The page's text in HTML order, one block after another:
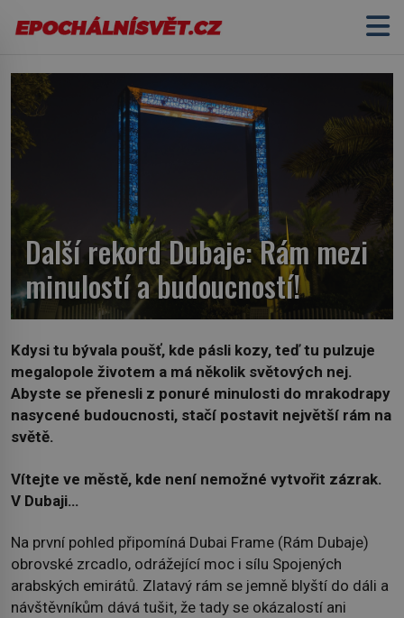
Další rekord Dubaje: Rám mezi
minulostí a budoucností!
Kdysi tu bývala poušť, kde pásli kozy, teď tu pulzuje
megalopole životem a má několik světových nej.
Abyste se přenesli z ponuré minulosti do mrakodrapy
nasycené budoucnosti, stačí postavit největší rám na
světě.
Vítejte ve městě, kde není nemožné vytvořit zázrak.
V Dubaji…
Na první pohled připomíná Dubai Frame (Rám Dubaje)
obrovské zrcadlo, odrážející moc i sílu Spojených
arabských emirátů. Zlatavý rám se jemně blyští do dáli a
návštěvníkům dává tušit, že tady se okázalostí ani